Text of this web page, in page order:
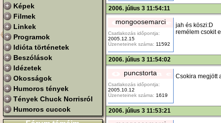
Képek
Filmek
Linkek
Programok
Idióta történetek
Beszólások
Idézetek
Okosságok
Humoros tények
Tények Chuck Norrisról
Humoros cuccok
2006. július 3 11:54:11
mongoosemarci
Csatlakozás időpontja:
2005.12.15
Üzeneteinek száma: 11592
jah és köszi:D
remélem csokit
2006. július 3 11:54:02
puncstorta
Csatlakozás időpontja:
2005.10.12
Üzeneteinek száma: 1619
Csokira megjött
2006. július 3 11:53:21